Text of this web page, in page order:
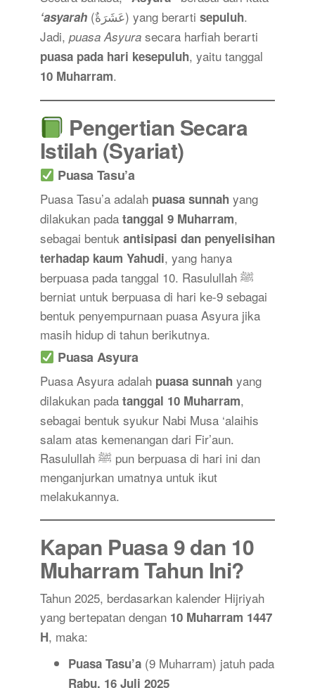
‘asyarah (عَشَرَةٌ) yang berarti sepuluh.
Jadi, puasa Asyurasecara harfiah berarti
puasa pada hari kesepuluh, yaitu tanggal
10 Muharram.
Pengertian Secara
Istilah (Syariat)
Puasa Tasu’a
Puasa Tasu’a adalah puasa sunnahyang
dilakukan pada tanggal 9 Muharram,
sebagai bentuk antisipasi dan penyelisihan
terhadap kaum Yahudi, yang hanya
berpuasa pada tanggal 10. Rasulullah ﷺ
berniat untuk berpuasa di hari ke-9 sebagai
bentuk penyempurnaan puasa Asyura jika
masih hidup di tahun berikutnya.
Puasa Asyura
Puasa Asyura adalah puasa sunnahyang
dilakukan pada tanggal 10 Muharram,
sebagai bentuk syukur Nabi Musa ‘alaihis
salam atas kemenangan dari Fir’aun.
Rasulullah ﷺ pun berpuasa di hari ini dan
menganjurkan umatnya untuk ikut
melakukannya.
Kapan Puasa 9 dan 10
Muharram Tahun Ini?
Tahun 2025, berdasarkan kalender Hijriyah
yang bertepatan dengan 10 Muharram 1447
H, maka:
Puasa Tasu’a(9 Muharram) jatuh pada
Rabu, 16 Juli 2025